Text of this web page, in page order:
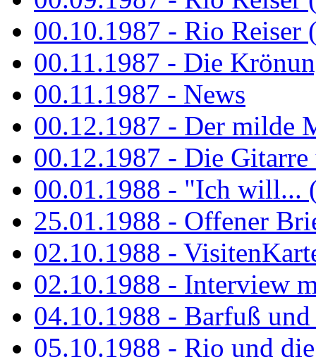
00.10.1987 - Rio Reiser
00.11.1987 - Die
00.11.1987 - News
00.12.1987 - Der milde
00.12.1987 - Die Gitarre
00.01.1988 - "Ich will...
25.01.1988 - Offener
02.10.1988 -
02.10.1988 - Interview
04.10.1988 - Barfuß und
05.10.1988 - Rio und